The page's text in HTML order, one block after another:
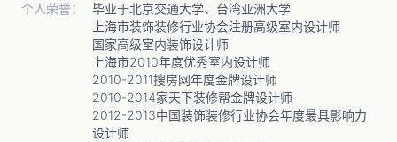
个人荣誉：
毕业于北京交通大学、台湾亚洲大学
上海市装饰装修行业协会注册高级室内设计师
国家高级室内装饰设计师
上海市2010年度优秀室内设计师
2010-2011搜房网年度金牌设计师
2010-2014家天下装修帮金牌设计师
2012-2013中国装饰装修行业协会年度最具影响力
设计师